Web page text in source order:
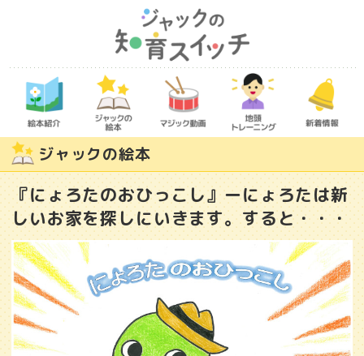
ジャックの絵本
『にょろたのおひっこし』ーにょろたは新
しいお家を探しにいきます。すると・・・